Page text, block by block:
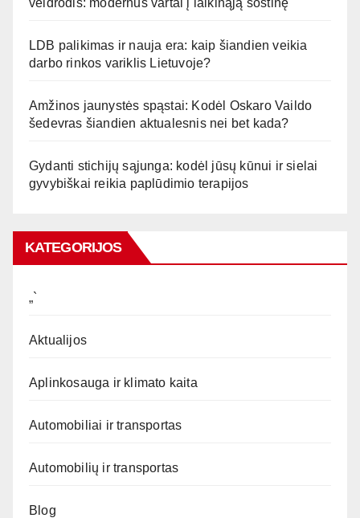
veidrodis: modernūs vartai į laikinąją sostinę
LDB palikimas ir nauja era: kaip šiandien veikia
darbo rinkos variklis Lietuvoje?
Amžinos jaunystės spąstai: Kodėl Oskaro Vaildo
šedevras šiandien aktualesnis nei bet kada?
Gydanti stichijų sąjunga: kodėl jūsų kūnui ir sielai
gyvybiškai reikia paplūdimio terapijos
KATEGORIJOS
„`
Aktualijos
Aplinkosauga ir klimato kaita
Automobiliai ir transportas
Automobilių ir transportas
Blog